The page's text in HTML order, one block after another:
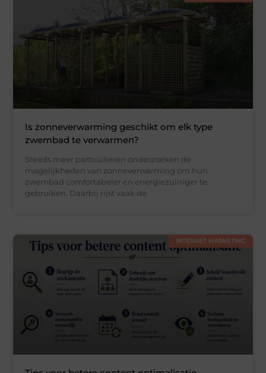
Is zonneverwarming geschikt om elk type
zwembad te verwarmen?
Steeds meer particulieren onderzoeken de
mogelijkheden van zonneverwarming om hun
zwembad comfortabeler en energiezuiniger te
gebruiken. Daarbij rijst vaak de
INTERNET MARKETING